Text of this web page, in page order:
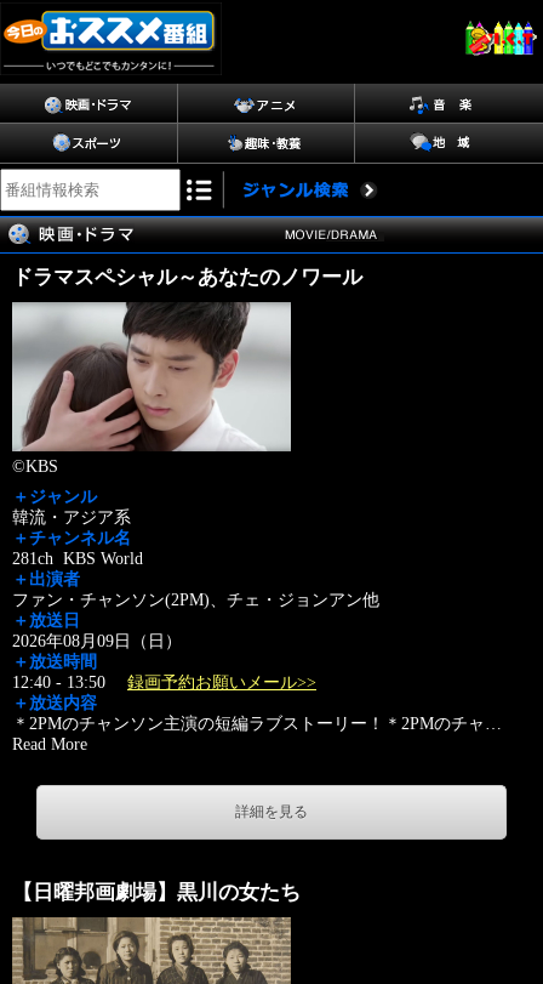
ドラマスペシャル～あなたのノワール
©KBS
＋ジャンル
韓流・アジア系
＋チャンネル名
281ch KBS World
＋出演者
ファン・チャンソン(2PM)、チェ・ジョンアン他
＋放送日
2026年08月09日（日）
＋放送時間
12:40 - 13:50 録画予約お願いメール>>
＋放送内容
＊2PMのチャンソン主演の短編ラブストーリー！＊2PMのチャ …
Read More
詳細を見る
【日曜邦画劇場】黒川の女たち